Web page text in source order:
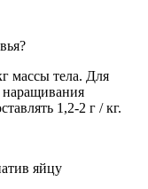
массы тела. Для
1,2-2 г / кг.
яйцу